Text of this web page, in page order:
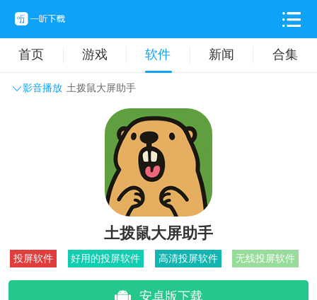
首页 游戏 软件 新闻 合集
影音播放 土拨鼠大屏助手
主题壁纸 旅游出行
拍摄美化 时尚购物
土拨鼠大屏助手
投屏软件 好用的投屏软件 高清投屏软件 无线投屏软件
安卓版下载